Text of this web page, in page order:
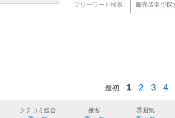
フリーワード検索
最初 1 2 3 4
クチコミ総合 接客 雰囲気